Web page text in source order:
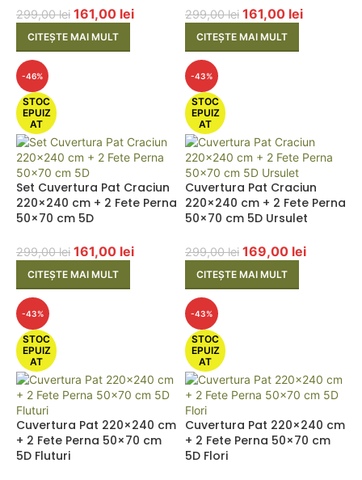
299,00lei 161,00 lei
CITEȘTE MAI MULT
299,00lei 161,00 lei
CITEȘTE MAI MULT
-46%
STOC
EPUIZ
AT
Set Cuvertura Pat Craciun
220×240 cm + 2 Fete Perna
50×70 cm 5D
299,00lei 161,00 lei
CITEȘTE MAI MULT
-43%
STOC
EPUIZ
AT
Cuvertura Pat Craciun
220×240 cm + 2 Fete Perna
50×70 cm 5D Ursulet
299,00lei 169,00 lei
CITEȘTE MAI MULT
-43%
STOC
EPUIZ
AT
Cuvertura Pat 220×240 cm
+ 2 Fete Perna 50×70 cm
5D Fluturi
-43%
STOC
EPUIZ
AT
Cuvertura Pat 220×240 cm
+ 2 Fete Perna 50×70 cm
5D Flori